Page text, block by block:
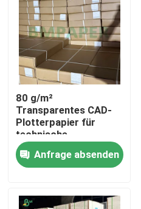
Startseite
80 g/m²
Transparentes CAD-
Plotterpapier für
technische
Zeichnungen
Anfrage absenden